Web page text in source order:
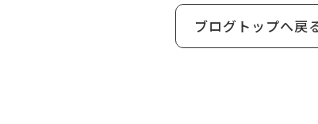
ブログトップへ戻